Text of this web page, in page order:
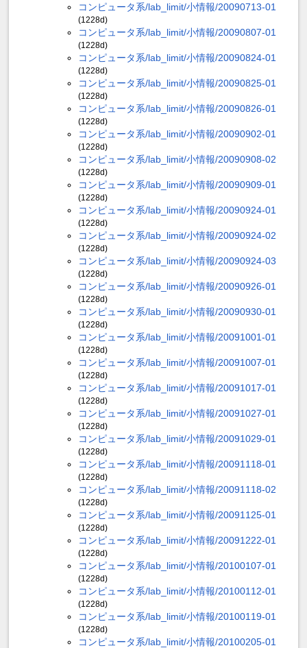
コンピュータ系/lab_limit/小情報/20090713-01
(1228d)
コンピュータ系/lab_limit/小情報/20090807-01
(1228d)
コンピュータ系/lab_limit/小情報/20090824-01
(1228d)
コンピュータ系/lab_limit/小情報/20090825-01
(1228d)
コンピュータ系/lab_limit/小情報/20090826-01
(1228d)
コンピュータ系/lab_limit/小情報/20090902-01
(1228d)
コンピュータ系/lab_limit/小情報/20090908-02
(1228d)
コンピュータ系/lab_limit/小情報/20090909-01
(1228d)
コンピュータ系/lab_limit/小情報/20090924-01
(1228d)
コンピュータ系/lab_limit/小情報/20090924-02
(1228d)
コンピュータ系/lab_limit/小情報/20090924-03
(1228d)
コンピュータ系/lab_limit/小情報/20090926-01
(1228d)
コンピュータ系/lab_limit/小情報/20090930-01
(1228d)
コンピュータ系/lab_limit/小情報/20091001-01
(1228d)
コンピュータ系/lab_limit/小情報/20091007-01
(1228d)
コンピュータ系/lab_limit/小情報/20091017-01
(1228d)
コンピュータ系/lab_limit/小情報/20091027-01
(1228d)
コンピュータ系/lab_limit/小情報/20091029-01
(1228d)
コンピュータ系/lab_limit/小情報/20091118-01
(1228d)
コンピュータ系/lab_limit/小情報/20091118-02
(1228d)
コンピュータ系/lab_limit/小情報/20091125-01
(1228d)
コンピュータ系/lab_limit/小情報/20091222-01
(1228d)
コンピュータ系/lab_limit/小情報/20100107-01
(1228d)
コンピュータ系/lab_limit/小情報/20100112-01
(1228d)
コンピュータ系/lab_limit/小情報/20100119-01
(1228d)
コンピュータ系/lab_limit/小情報/20100205-01